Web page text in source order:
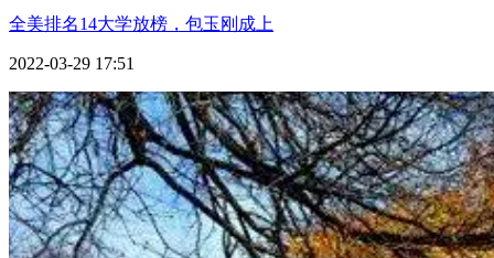
全美排名14大学放榜，包玉刚成上
2022-03-29 17:51